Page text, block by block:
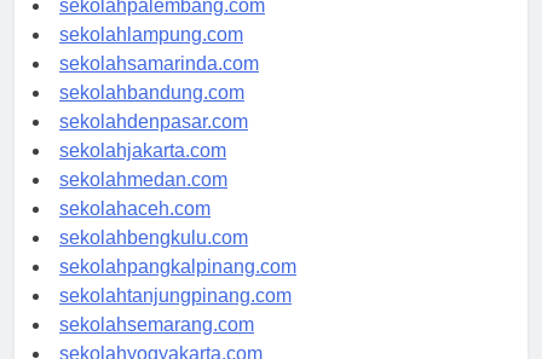
sekolahpalembang.com
sekolahlampung.com
sekolahsamarinda.com
sekolahbandung.com
sekolahdenpasar.com
sekolahjakarta.com
sekolahmedan.com
sekolahaceh.com
sekolahbengkulu.com
sekolahpangkalpinang.com
sekolahtanjungpinang.com
sekolahsemarang.com